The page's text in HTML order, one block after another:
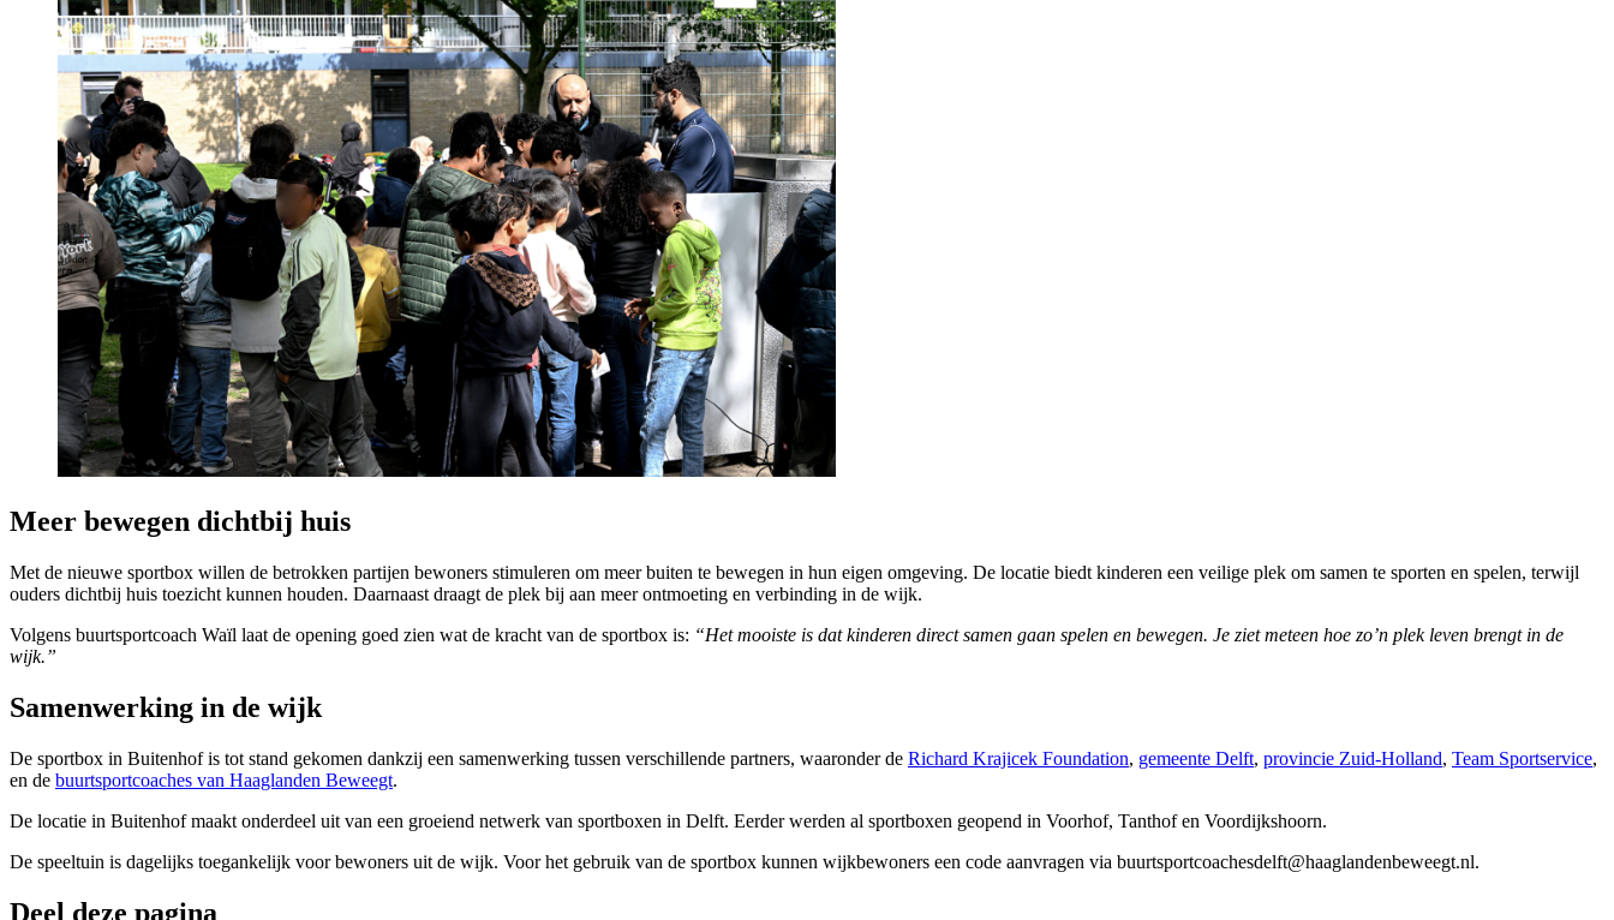
Meer bewegen dichtbij huis
Met de nieuwe sportbox willen de betrokken partijen bewoners stimuleren om meer buiten te bewegen in hun eigen omgeving. De locatie biedt kinderen een veilige plek om samen te sporten en spelen, terwijl
ouders dichtbij huis toezicht kunnen houden. Daarnaast draagt de plek bij aan meer ontmoeting en verbinding in de wijk.
Volgens buurtsportcoach Waïl laat de opening goed zien wat de kracht van de sportbox is: “Het mooiste is dat kinderen direct samen gaan spelen en bewegen. Je ziet meteen hoe zo’n plek leven brengt in de
wijk.”
Samenwerking in de wijk
De sportbox in Buitenhof is tot stand gekomen dankzij een samenwerking tussen verschillende partners, waaronder de Richard Krajicek Foundation, gemeente Delft, provincie Zuid-Holland, Team Sportservice,
en de buurtsportcoaches van Haaglanden Beweegt.
De locatie in Buitenhof maakt onderdeel uit van een groeiend netwerk van sportboxen in Delft. Eerder werden al sportboxen geopend in Voorhof, Tanthof en Voordijkshoorn.
De speeltuin is dagelijks toegankelijk voor bewoners uit de wijk. Voor het gebruik van de sportbox kunnen wijkbewoners een code aanvragen via buurtsportcoachesdelft@haaglandenbeweegt.nl.
Deel deze pagina